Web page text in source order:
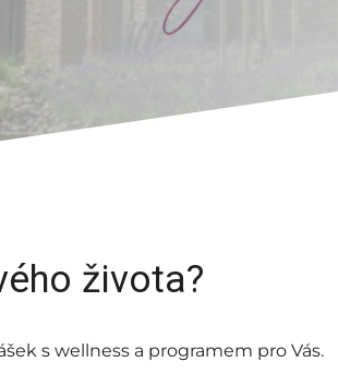
života?
s wellness a programem pro Vás.